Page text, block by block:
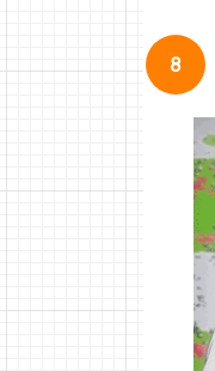
8